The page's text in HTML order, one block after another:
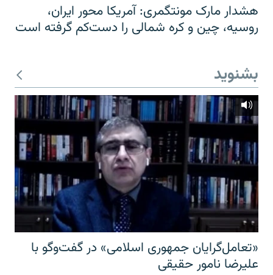
هشدار مارک مونتگمری: آمریکا محور ایران،
روسیه، چین و کره شمالی را دست‌کم گرفته است
بشنوید
«تعامل‌گرایان جمهوری اسلامی» در گفت‌وگو با
علیرضا نامور حقیقی